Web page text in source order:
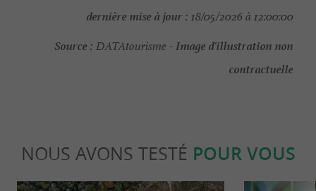
dernière mise à jour : 18/05/2026 à 12:00:00
Source : DATAtourisme -Image d'illustration non
contractuelle
NOUS AVONS TESTÉ POUR VOUS